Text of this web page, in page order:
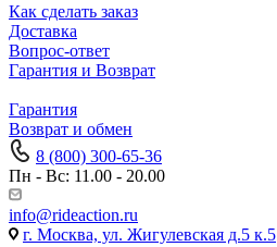
Как сделать заказ
Доставка
Вопрос-ответ
Гарантия и Возврат
Гарантия
Возврат и обмен
8 (800) 300-65-36
Пн - Вс: 11.00 - 20.00
info@rideaction.ru
г. Москва, ул. Жигулевская д.5 к.5